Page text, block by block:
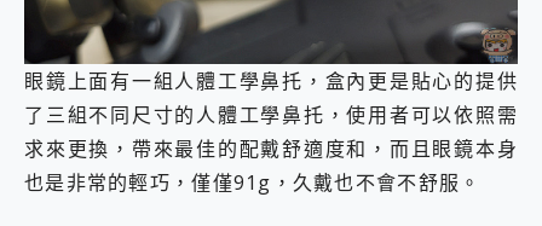
眼鏡上面有一組人體工學鼻托，盒內更是貼心的提供
了三組不同尺寸的人體工學鼻托，使用者可以依照需
求來更換，帶來最佳的配戴舒適度和，而且眼鏡本身
也是非常的輕巧，僅僅91g，久戴也不會不舒服。